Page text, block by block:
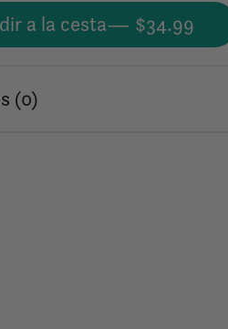
a la cesta — $34.99
(0)